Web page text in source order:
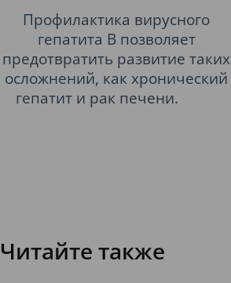
Профилактика вирусного
гепатита В позволяет
предотвратить развитие таких
осложнений, как хронический
гепатит и рак печени.
Читайте также